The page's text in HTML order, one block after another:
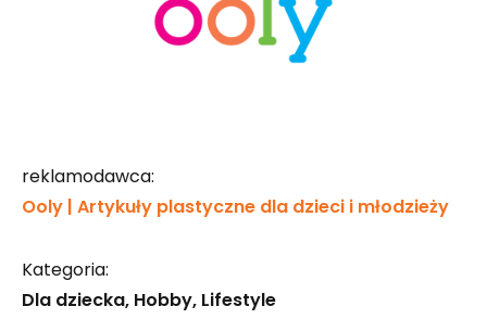
reklamodawca:
Ooly | Artykuły plastyczne dla dzieci i młodzieży
Kategoria:
Dla dziecka Hobby Lifestyle